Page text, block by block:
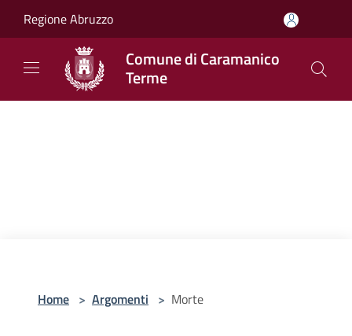
Regione Abruzzo
Comune di Caramanico
Terme
Home > Argomenti > Morte